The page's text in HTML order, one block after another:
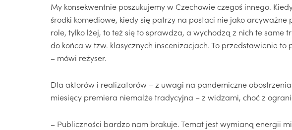
My konsekwentnie poszukujemy w Czechowie czegoś innego.
środki komediowe, kiedy się patrzy na postaci nie jako arcyważne
role, tylko lżej, to też się to sprawdza, a wychodzą z nich te same
do końca w tzw. klasycznych inscenizacjach. To przedstawienie
– mówi reżyser.
Dla aktorów i realizatorów – z uwagi na pandemiczne
miesięcy premiera niemalże tradycyjna – z widzami, choć z
– Publiczności bardzo nam brakuje. Temat jest wymianą energii